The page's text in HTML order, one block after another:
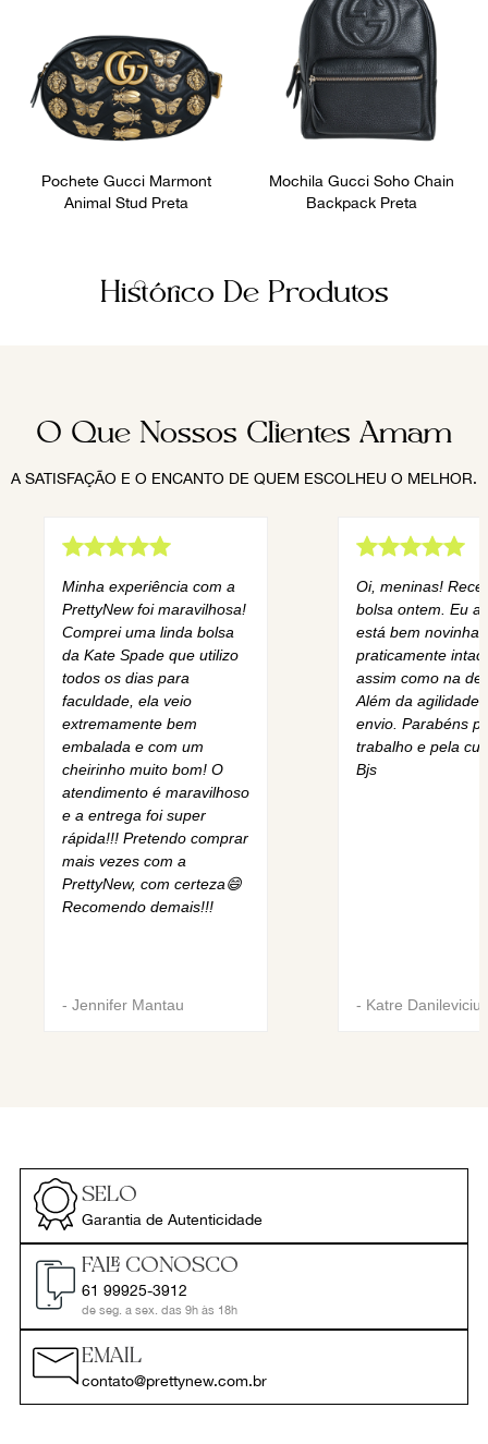
Pochete Gucci Marmont
Animal Stud Preta
Mochila Gucci Soho Chain
Backpack Preta
Histórico De Produtos
O Que Nossos Clientes Amam
A SATISFAÇÃO E O ENCANTO DE QUEM ESCOLHEU O MELHOR.
Minha experiência com a
PrettyNew foi maravilhosa!
Comprei uma linda bolsa
da Kate Spade que utilizo
todos os dias para
faculdade, ela veio
extremamente bem
embalada e com um
cheirinho muito bom! O
atendimento é maravilhoso
e a entrega foi super
rápida!!! Pretendo comprar
mais vezes com a
PrettyNew, com certeza😄
Recomendo demais!!!
- Jennifer Mantau
Oi, meninas!
bolsa ontem. Eu
está bem novinha,
praticamente
assim como na
Além da agilidade
envio. Parabéns
trabalho e pela
Bjs
- Katre Danilevicius
SELO
Garantia de Autenticidade
FALE CONOSCO
61 99925-3912
de seg. a sex. das 9h às 18h
EMAIL
contato@prettynew.com.br